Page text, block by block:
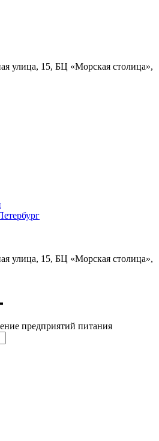
улица, 15, БЦ «Морская столица»,
улица, 15, БЦ «Морская столица»,
предприятий питания